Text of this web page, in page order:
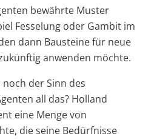
bewährte Muster
Fesselung oder Gambit im
dann Bausteine für neue
anwenden möchte.
der Sinn des
all das? Holland
eine Menge von
die seine Bedürfnisse